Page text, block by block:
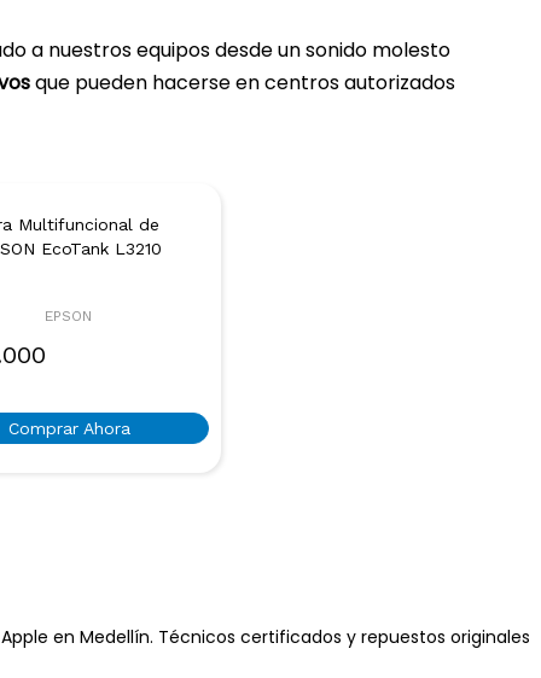
a nuestros equipos desde un sonido molesto
que pueden hacerse en centros autorizados
Multifuncional de
EcoTank L3210
EPSON
Comprar Ahora
en Medellín. Técnicos certificados y repuestos originales